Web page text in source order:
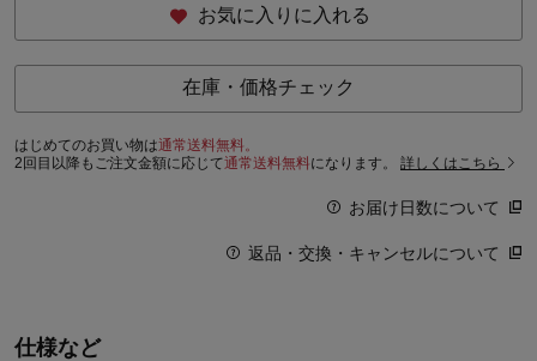
お気に入りに入れる
在庫・価格チェック
はじめてのお買い物は通常送料無料。
2回目以降もご注文金額に応じて通常送料無料になります。 詳しくはこちら
お届け日数について
返品・交換・キャンセルについて
仕様など